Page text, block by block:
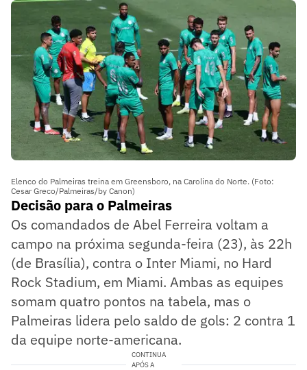
Elenco do Palmeiras treina em Greensboro, na Carolina do Norte. (Foto:
Cesar Greco/Palmeiras/by Canon)
Decisão para o Palmeiras
Os comandados de Abel Ferreira voltam a
campo na próxima segunda-feira (23), às 22h
(de Brasília), contra o Inter Miami, no Hard
Rock Stadium, em Miami. Ambas as equipes
somam quatro pontos na tabela, mas o
Palmeiras lidera pelo saldo de gols: 2 contra 1
da equipe norte-americana.
CONTINUA
APÓS A